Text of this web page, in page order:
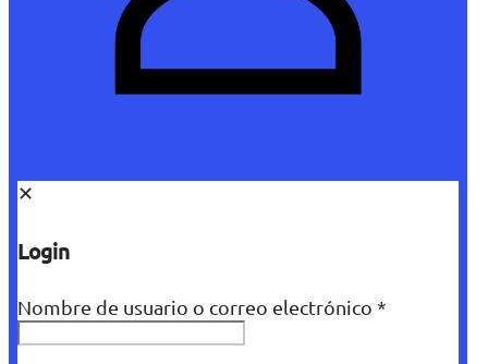
✕
Login
Nombre de usuario o correo electrónico *